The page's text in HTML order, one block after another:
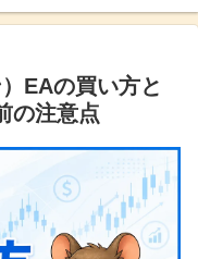
EAの買い方と
の注意点